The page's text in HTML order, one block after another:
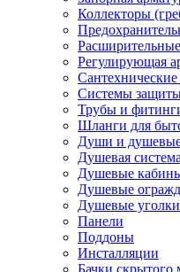
Коллекторы
Регулирующая
Системы
Трубы и
Шланги для
Души и
Душевая система
Душевые
Душевые
Душевые уголки
Панели
Поддоны
Инсталляции
Бачки скрытого